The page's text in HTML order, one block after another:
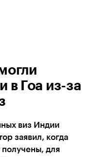
в Гоа из-за
виз Индии
заявил, когда
получены, для